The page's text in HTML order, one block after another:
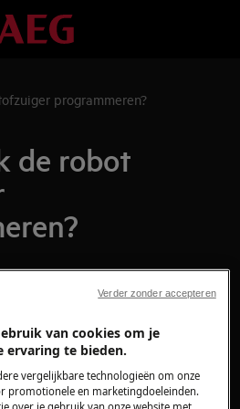
programmeren?
de robot
robot stofzuiger
van cookies om je
ervaring te bieden.
vergelijkbare technologieën om onze
promotionele en marketingdoeleinden.
Verder zonder accepteren